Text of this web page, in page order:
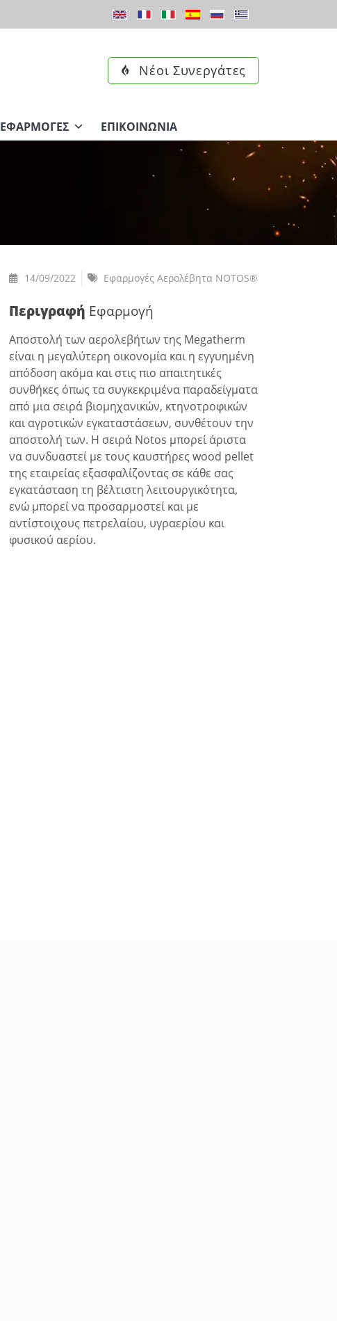
Νέοι Συνεργάτες
ΕΦΑΡΜΟΓΈΣ ΕΠΙΚΟΙΝΩΝΊΑ
14/09/2022 Εφαρμογές Αερολέβητα NOTOS®
Περιγραφή Εφαρμογή
Αποστολή των αερολεβήτων της Μegatherm
είναι η μεγαλύτερη οικονομία και η εγγυημένη
απόδοση ακόμα και στις πιο απαιτητικές
συνθήκες όπως τα συγκεκριμένα παραδείγματα
από μια σειρά βιομηχανικών, κτηνοτροφικών
και αγροτικών εγκαταστάσεων, συνθέτουν την
αποστολή των. H σειρά Notos μπορεί άριστα
να συνδυαστεί με τους καυστήρες wood pellet
της εταιρείας εξασφαλίζοντας σε κάθε σας
εγκατάσταση τη βέλτιστη λειτουργικότητα,
ενώ μπορεί να προσαρμοστεί και με
αντίστοιχους πετρελαίου, υγραερίου και
φυσικού αερίου.